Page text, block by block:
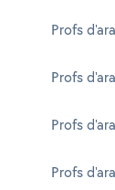
Profs
Profs
Profs
Profs